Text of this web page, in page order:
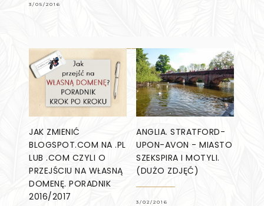
3/05/2016
JAK ZMIENIĆ
BLOGSPOT.COM NA .PL
LUB .COM CZYLI O
PRZEJŚCIU NA WŁASNĄ
DOMENĘ. PORADNIK
2016/2017
ANGLIA. STRATFORD-
UPON-AVON - MIASTO
SZEKSPIRA I MOTYLI.
(DUŻO ZDJĘĆ)
3/02/2016